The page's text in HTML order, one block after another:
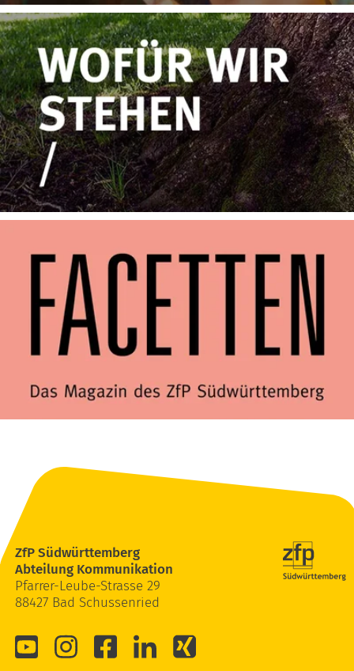
ZfP Südwürttemberg
Abteilung Kommunikation
Pfarrer-Leube-Strasse 29
88427 Bad Schussenried